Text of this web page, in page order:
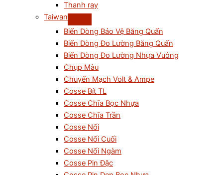
Thanh ray
Taiwan
Biến Dòng Bảo Vệ Băng Quấn
Biến Dòng Đo Lường Băng Quấn
Biến Dòng Đo Lường Nhựa Vuông
Chụp Màu
Chuyển Mạch Volt & Ampe
Cosse Bít TL
Cosse Chĩa Bọc Nhựa
Cosse Chĩa Trần
Cosse Nối
Cosse Nối Cuối
Cosse Nối Ngàm
Cosse Pin Đặc